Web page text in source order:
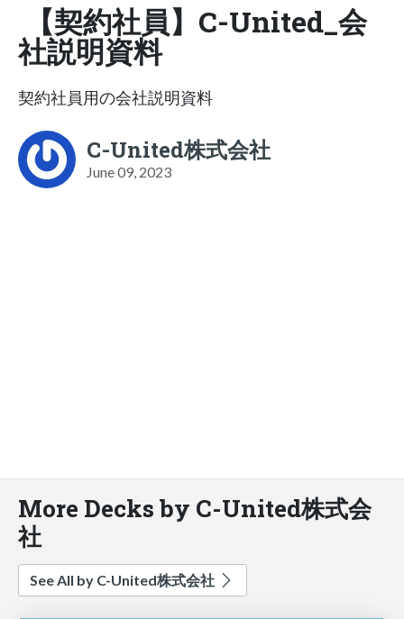
【契約社員】C-United_会
社説明資料
契約社員用の会社説明資料
C-United株式会社
June 09, 2023
More Decks by C-United株式会
社
See All by C-United株式会社